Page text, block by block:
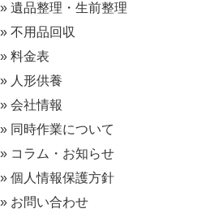
» 遺品整理・生前整理
» 不用品回収
» 料金表
» 人形供養
» 会社情報
» 同時作業について
» コラム・お知らせ
» 個人情報保護方針
» お問い合わせ